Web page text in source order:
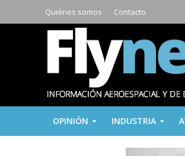
Quiénes somos Contacto
OPINIÓN INDUSTRIA